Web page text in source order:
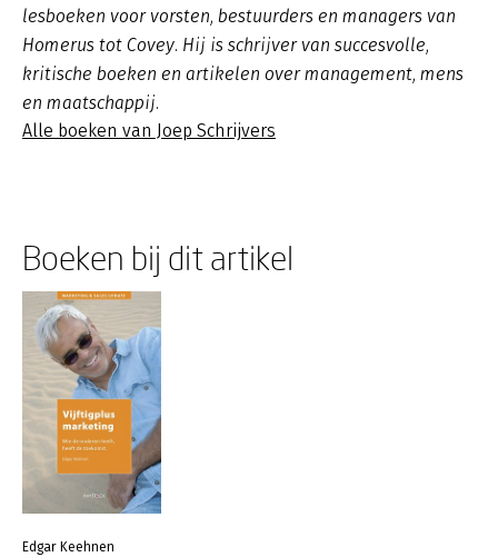
lesboeken voor vorsten, bestuurders en managers van
Homerus tot Covey. Hij is schrijver van succesvolle,
kritische boeken en artikelen over management, mens
en maatschappij.
Alle boeken van Joep Schrijvers
Boeken bij dit artikel
Edgar Keehnen